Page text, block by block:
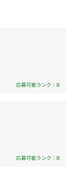
コーディング規
、Ansible、
、Zabbix、
徒歩1分
』より徒歩6分
『大通駅』より
』より徒歩7分
ろ駅』より徒
帰率100%
暇付与 ※勤続
の休暇付与
応募可能ランク：B
応募可能ランク：B